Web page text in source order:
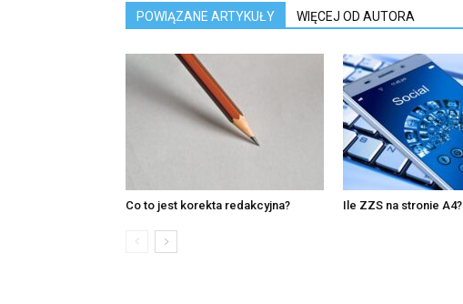
POWIĄZANE ARTYKUŁY WIĘCEJ OD AUTORA
Co to jest korekta redakcyjna? Ile ZZS na stronie A4?